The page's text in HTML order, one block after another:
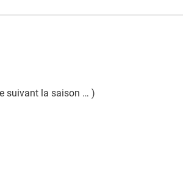
suivant la saison … )